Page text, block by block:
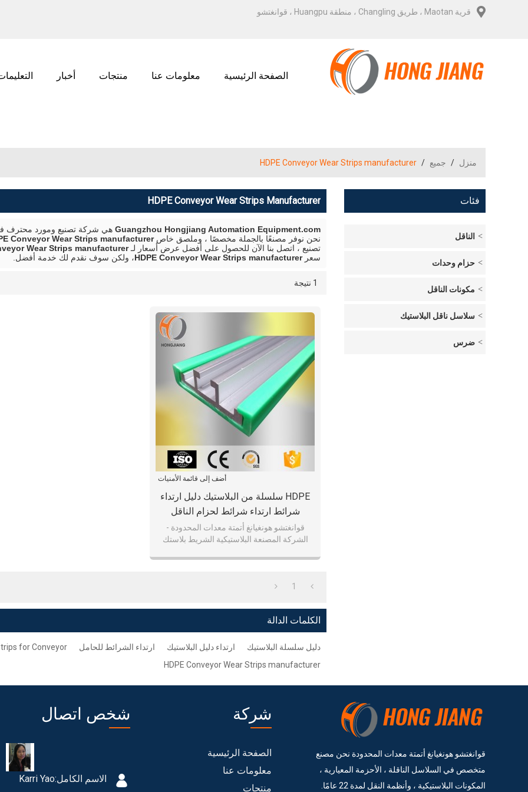
قرية Maotan ، طريق Changling ، منطقة Huangpu ، قوانغتشو
الصفحة الرئيسية معلومات عنا منتجات أخبار
منزل / جميع /
HDPE Conveyor Wear Strips manufacturer
فئات
الناقل
حزام وحدات
مكونات الناقل
سلاسل ناقل البلاستيك
ضرس
HDPE Conveyor Wear Strips Manufacturer
Guangzhou Hongjiang Automation Equipment.com هي شركة تصنيع ومورد محترف
نحن نوفر مصنعًا بالجملة مخصصًا ، وملصق خاصConveyor Wear Strips manufacturer
تصنيع ، اتصل بنا الآن للحصول على أفضل عرض أسعار لـWear Strips manufacturer
سعرHDPE Conveyor Wear Strips manufacturer، ولكن سوف نقدم لك خدمة أفضل.
1 نتيجة
أضف إلى قائمة الأمنيات
HDPE سلسلة من البلاستيك دليل ارتداء
شرائط ارتداء شرائط لحزام الناقل
قوانغتشو هونغيانغ أتمتة معدات المحدودة -
الشركة المصنعة البلاستيكية الشريط بلاستك
1
الكلمات الدالة
دليل سلسلة البلاستيك ارتداء دليل البلاستيك ارتداء الشرائط للحامل
for Conveyor
HDPE Conveyor Wear Strips manufacturer
قوانغتشو هونغيانغ أتمتة معدات المحدودة نحن مصنع
متخصص في السلاسل الناقلة ، الأحزمة المعيارية ،
المكونات البلاستيكية ، وأنظمة النقل لمدة 22 عامًا.
شركة
الصفحة الرئيسية
معلومات عنا
منتجات
شخص اتصال
الاسم الكامل:Karri Yao